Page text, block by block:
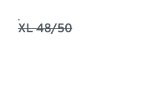
XL 48/50